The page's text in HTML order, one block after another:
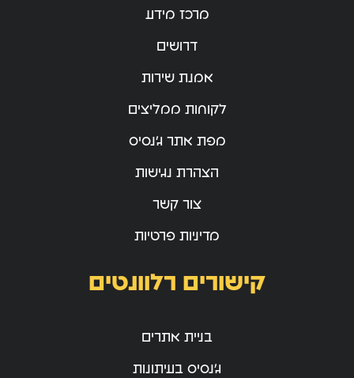
מרכז מידע
דרושים
אמנת שירות
לקוחות ממליצים
מפת אתר ג’נסיס
הצהרת נגישות
צור קשר
מדיניות פרטיות
קישורים רלוונטים
בניית אתרים
ג’נסיס בעיתונות